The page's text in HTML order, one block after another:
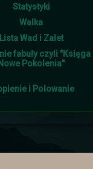
otrzymał od
Statystyki
Walka
Lista Wad i Zalet
fabuły czyli "Księga
Nowe Pokolenia"
i Polowanie